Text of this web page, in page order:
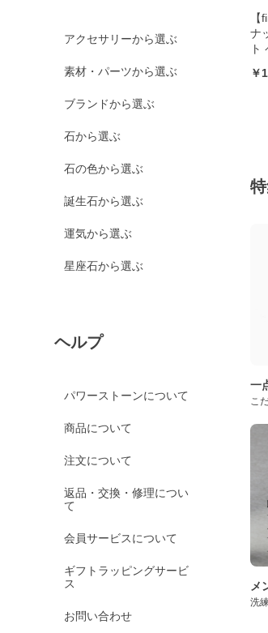
アクセサリーから選ぶ
素材・パーツから選ぶ
ブランドから選ぶ
石から選ぶ
石の色から選ぶ
誕生石から選ぶ
運気から選ぶ
星座石から選ぶ
ヘルプ
パワーストーンについて
商品について
注文について
返品・交換・修理につい
て
会員サービスについて
ギフトラッピングサービ
ス
お問い合わせ
ナ
ト
一
こ
メ
洗